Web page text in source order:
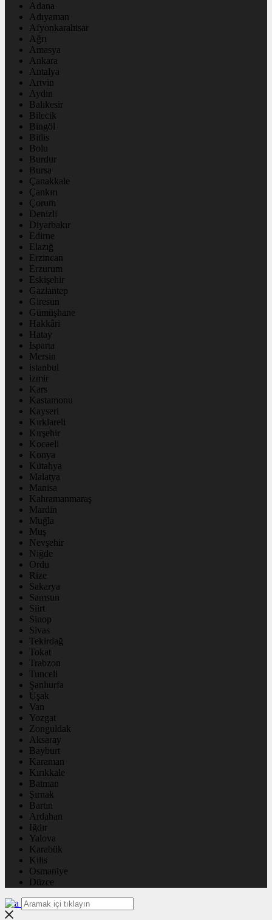
Adana
Adıyaman
Afyonkarahisar
Ağrı
Amasya
Ankara
Antalya
Artvin
Aydın
Balıkesir
Bilecik
Bingöl
Bitlis
Bolu
Burdur
Bursa
Çanakkale
Çankırı
Çorum
Denizli
Diyarbakır
Edirne
Elazığ
Erzincan
Erzurum
Eskişehir
Gaziantep
Giresun
Gümüşhane
Hakkâri
Hatay
Isparta
Mersin
istanbul
izmir
Kars
Kastamonu
Kayseri
Kırklareli
Kırşehir
Kocaeli
Konya
Kütahya
Malatya
Manisa
Kahramanmaraş
Mardin
Muğla
Muş
Nevşehir
Niğde
Ordu
Rize
Sakarya
Samsun
Siirt
Sinop
Sivas
Tekirdağ
Tokat
Trabzon
Tunceli
Şanlıurfa
Uşak
Van
Yozgat
Zonguldak
Aksaray
Bayburt
Karaman
Kırıkkale
Batman
Şırnak
Bartın
Ardahan
Iğdır
Yalova
Karabük
Kilis
Osmaniye
Düzce